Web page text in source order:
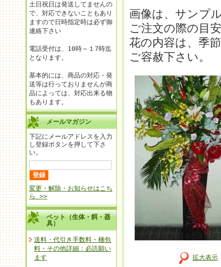
土日祝日は発送してませんの
で、対応できないこともあり
ますので日時指定時は必ず御
連絡下さい
電話受付は、10時～１7時迄
となります。
基本的には、商品の対応・発
送等は行っておりませんが商
品によっては、対応出来る物
もあります。
メールマガジン
下記にメールアドレスを入力
し登録ボタンを押して下さ
い。
変更・解除・お知らせはこち
ら >>
ペット（生体・餌・器
具）
送料・代引き手数料・梱包
料・その他詳細：必読願い
ます
画像は、サンプ
ご注文の際の目
花の内容は、季
ご容赦下さい。
拡大表示